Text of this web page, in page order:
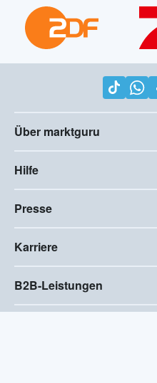
Über marktguru
Hilfe
Presse
Karriere
B2B-Leistungen